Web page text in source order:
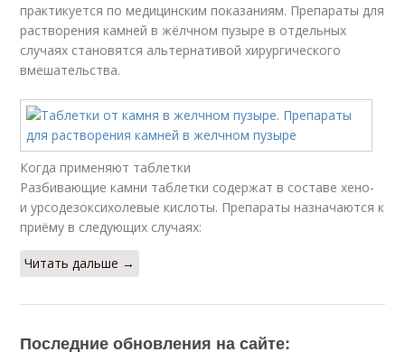
практикуется по медицинским показаниям. Препараты для
растворения камней в жёлчном пузыре в отдельных
случаях становятся альтернативой хирургического
вмешательства.
Когда применяют таблетки
Разбивающие камни таблетки содержат в составе хено-
и урсодезоксихолевые кислоты. Препараты назначаются к
приёму в следующих случаях:
Читать дальше →
Последние обновления на сайте: